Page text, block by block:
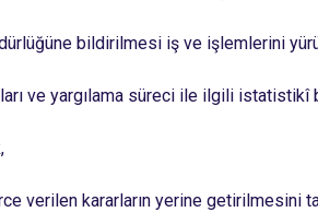
bildirilmesi iş ve işlemlerini
ve yargılama süreci ile ilgili
verilen kararların yerine getirilmesini